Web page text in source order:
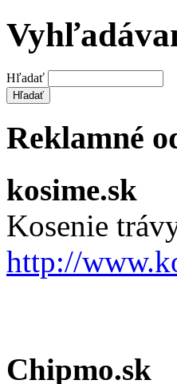
Hľadať
Reklamné
kosime.sk
Kosenie
http://
Chipmo.sk